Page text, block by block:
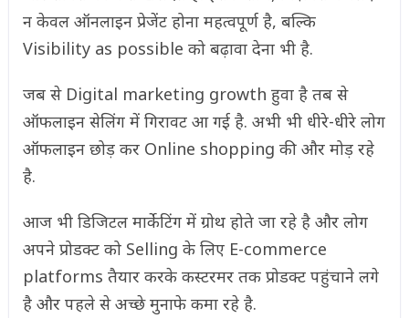
न केवल ऑनलाइन प्रेजेंट होना महत्वपूर्ण है, बल्कि
Visibility as possible को बढ़ावा देना भी है.
जब से Digital marketing growth हुवा है तब से
ऑफलाइन सेलिंग में गिरावट आ गई है. अभी भी धीरे-धीरे लोग
ऑफलाइन छोड़ कर Online shopping की और मोड़ रहे
है.
आज भी डिजिटल मार्केटिंग में ग्रोथ होते जा रहे है और लोग
अपने प्रोडक्ट को Selling के लिए E-commerce
platforms तैयार करके कस्टरमर तक प्रोडक्ट पहुंचाने लगे
है और पहले से अच्छे मुनाफे कमा रहे है.